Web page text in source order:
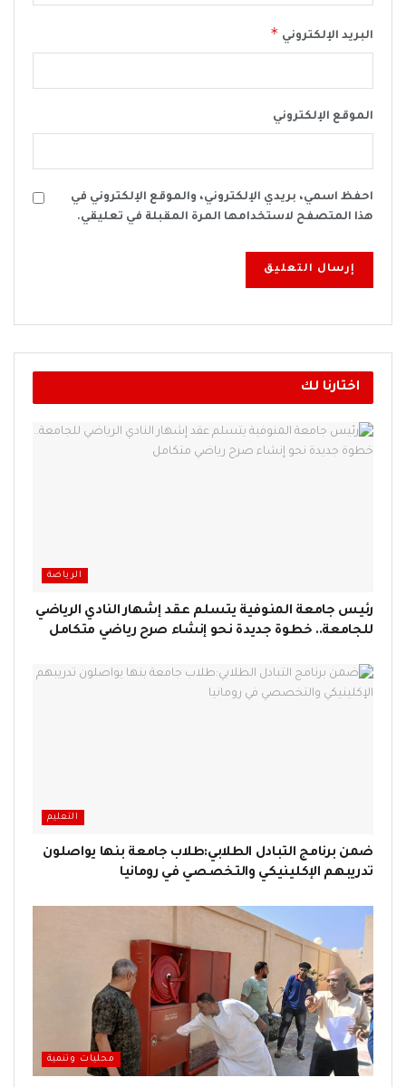
البريد الإلكتروني *
الموقع الإلكتروني
احفظ اسمي، بريدي الإلكتروني، والموقع الإلكتروني في
هذا المتصفح لاستخدامها المرة المقبلة في تعليقي.
اختارنا لك
الرياضة
رئيس جامعة المنوفية يتسلم عقد إشهار النادي الرياضي
للجامعة.. خطوة جديدة نحو إنشاء صرح رياضي متكامل
التعليم
ضمن برنامج التبادل الطلابي:طلاب جامعة بنها يواصلون
تدريبهم الإكلينيكي والتخصصي في رومانيا
محليات وتنمية